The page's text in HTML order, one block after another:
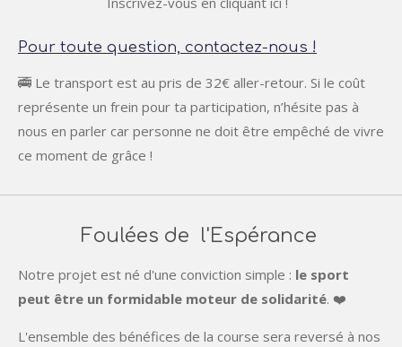
Pour toute question, contactez-nous !
🚎 Le transport est au pris de 32€ aller-retour. Si le coût
représente un frein pour ta participation, n’hésite pas à
nous en parler car personne ne doit être empêché de vivre
ce moment de grâce !
Foulées de l'Espérance
Notre projet est né d'une conviction simple : le sport
peut être un formidable moteur de solidarité. ❤️
L'ensemble des bénéfices de la course sera reversé à nos